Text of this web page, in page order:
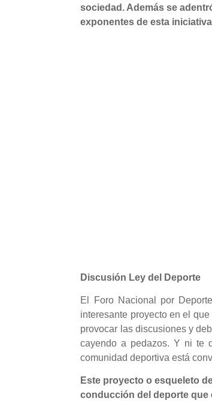
sociedad. Además se
exponentes de esta
Discusión Ley del Deporte
El Foro Nacional por
interesante proyecto en el
provocar las discusiones y
cayendo a pedazos. Y ni te
comunidad deportiva está
Este proyecto o esqueleto
conducción del deporte que